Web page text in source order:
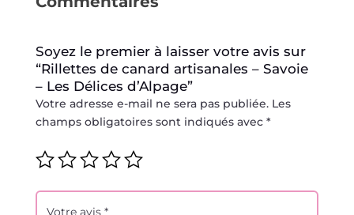
Soyez le premier à laisser votre avis sur
“Rillettes de canard artisanales – Savoie
– Les Délices d’Alpage”
Votre adresse e-mail ne sera pas publiée. Les
champs obligatoires sont indiqués avec *